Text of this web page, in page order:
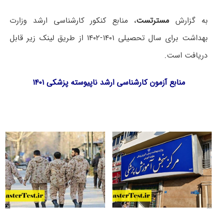
به گزارش مسترتست، منابع کنکور کارشناسی ارشد وزارت
بهداشت برای سال تحصیلی ۱۴۰۱-۱۴۰۲ از طریق لینک زیر قابل
دریافت است.
منابع آزمون کارشناسی ارشد ناپیوسته پزشکی ۱۴۰۱